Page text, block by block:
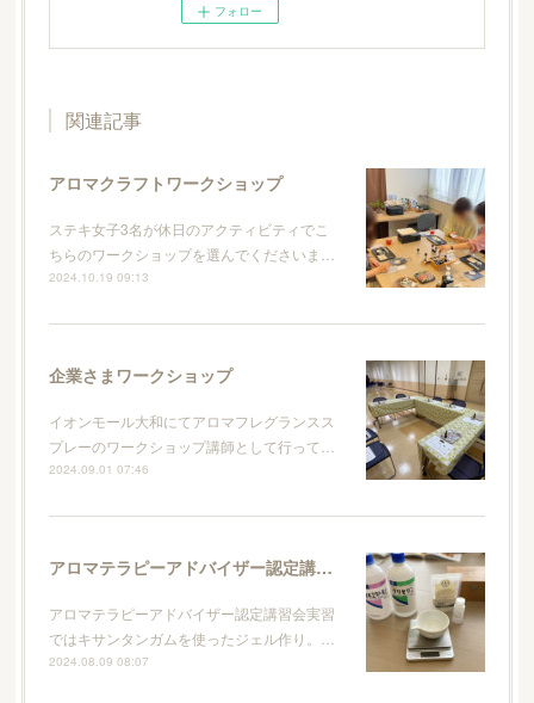
フォロー
関連記事
アロマクラフトワークショップ
ステキ女子3名が休日のアクティビティでこ
ちらのワークショップを選んでくださいま…
2024.10.19 09:13
企業さまワークショップ
イオンモール大和にてアロマフレグランスス
プレーのワークショップ講師として行って…
2024.09.01 07:46
アロマテラピーアドバイザー認定講習会
アロマテラピーアドバイザー認定講習会実習
ではキサンタンガムを使ったジェル作り。…
2024.08.09 08:07